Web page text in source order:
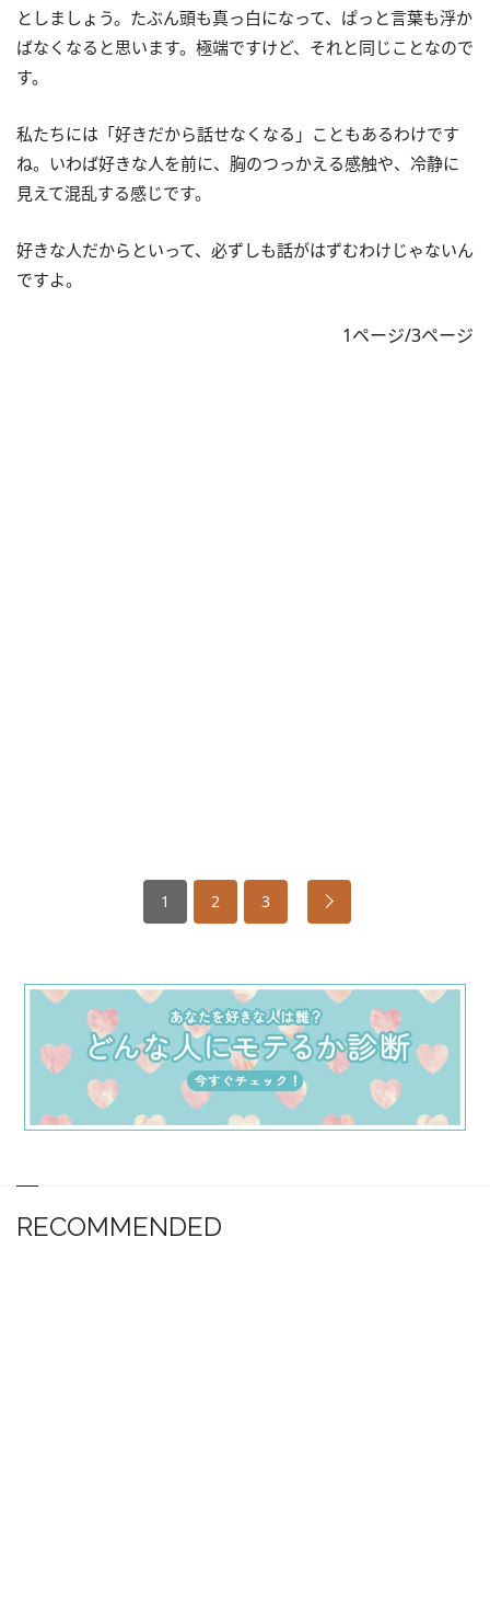
としましょう。たぶん頭も真っ白になって、ぱっと言葉も浮か
ばなくなると思います。極端ですけど、それと同じことなので
す。
私たちには「好きだから話せなくなる」こともあるわけです
ね。いわば好きな人を前に、胸のつっかえる感触や、冷静に
見えて混乱する感じです。
好きな人だからといって、必ずしも話がはずむわけじゃないん
ですよ。
1ページ/3ページ
1 2 3
RECOMMENDED